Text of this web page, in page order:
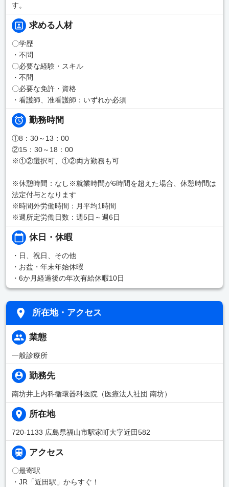
す。
求める人材
〇学歴
・不問
〇必要な経験・スキル
・不問
〇必要な免許・資格
・看護師、准看護師：いずれか必須
勤務時間
①8：30～13：00
②15：30～18：00
※①②選択可、①②両方勤務も可
※休憩時間：なし※就業時間が6時間を超えた場合、休憩時間は
法定付与となります
※時間外労働時間：月平均1時間
※週所定労働日数：週5日～週6日
休日・休暇
・日、祝日、その他
・お盆・年末年始休暇
・6か月経過後の年次有給休暇10日
所在地・アクセス
業態
一般診療所
勤務先
南坊井上内科循環器科医院（医療法人社団 南坊）
所在地
720-1133 広島県福山市駅家町大字近田582
アクセス
〇最寄駅
・JR「近田駅」からすぐ！